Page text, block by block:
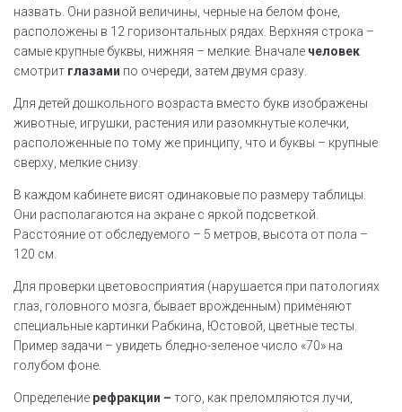
назвать. Они разной величины, черные на белом фоне,
расположены в 12 горизонтальных рядах. Верхняя строка –
самые крупные буквы, нижняя – мелкие. Вначале человек
смотрит глазами по очереди, затем двумя сразу.
Для детей дошкольного возраста вместо букв изображены
животные, игрушки, растения или разомкнутые колечки,
расположенные по тому же принципу, что и буквы – крупные
сверху, мелкие снизу.
В каждом кабинете висят одинаковые по размеру таблицы.
Они располагаются на экране с яркой подсветкой.
Расстояние от обследуемого – 5 метров, высота от пола –
120 см.
Для проверки цветовосприятия (нарушается при патологиях
глаз, головного мозга, бывает врожденным) применяют
специальные картинки Рабкина, Юстовой, цветные тесты.
Пример задачи – увидеть бледно-зеленое число «70» на
голубом фоне.
Определение рефракции – того, как преломляются лучи,